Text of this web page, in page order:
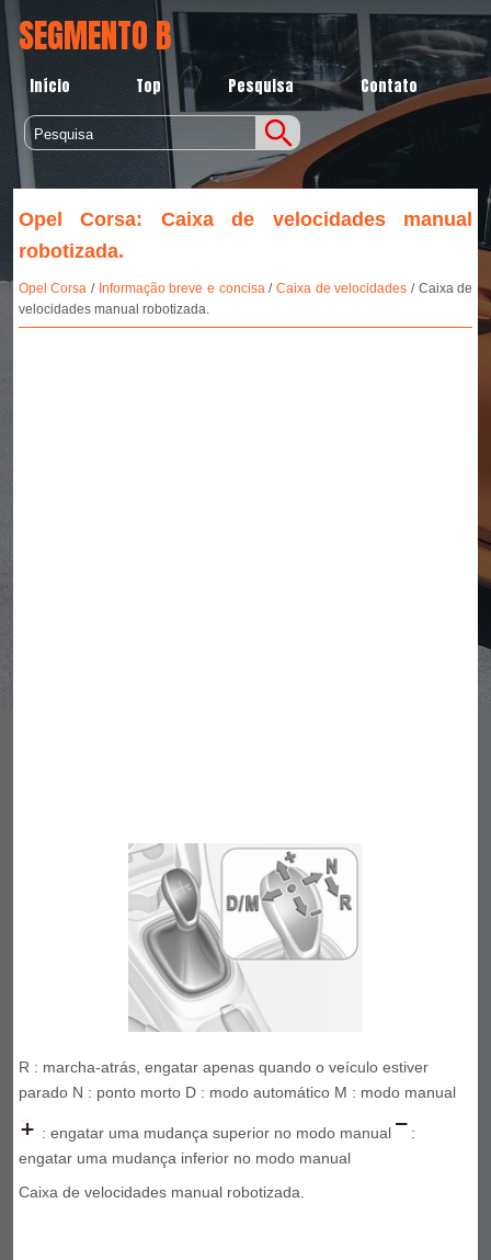
SEGMENTO B
Início Top Pesquisa Contato
Opel Corsa: Caixa de velocidades manual
robotizada.
Opel Corsa / Informação breve e concisa/Caixa de velocidades / Caixa de
velocidades manual robotizada.
R : marcha-atrás, engatar apenas quando o veículo estiver
parado N : ponto morto D : modo automático M : modo manual
: engatar uma mudança superior no modo manual
:
engatar uma mudança inferior no modo manual
Caixa de velocidades manual robotizada.